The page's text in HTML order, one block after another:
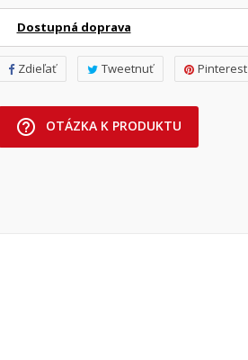
Dostupná doprava
Zdieľať Tweetnuť Pinterest
help_outline OTÁZKA K PRODUKTU